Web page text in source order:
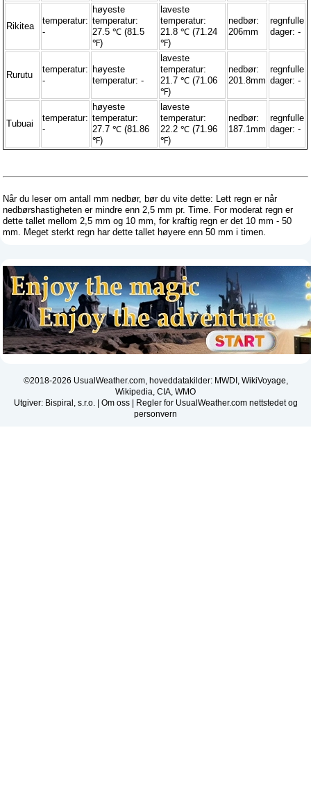
Rikitea
temperatur:
-
høyeste
temperatur:
27.5 ℃ (81.5
℉)
laveste
temperatur:
21.8 ℃ (71.24
℉)
nedbør:
206mm
regnfulle
dager: -
Rurutu
temperatur:
-
høyeste
temperatur: -
laveste
temperatur:
21.7 ℃ (71.06
℉)
nedbør:
201.8mm
regnfulle
dager: -
Tubuai
temperatur:
-
høyeste
temperatur:
27.7 ℃ (81.86
℉)
laveste
temperatur:
22.2 ℃ (71.96
℉)
nedbør:
187.1mm
regnfulle
dager: -
Når du leser om antall mm nedbør, bør du vite dette: Lett regn er når
nedbørshastigheten er mindre enn 2,5 mm pr. Time. For moderat regn er
dette tallet mellom 2,5 mm og 10 mm, for kraftig regn er det 10 mm - 50
mm. Meget sterkt regn har dette tallet høyere enn 50 mm i timen.
©2018-2026 UsualWeather.com, hoveddatakilder: MWDI, WikiVoyage,
Wikipedia, CIA, WMO
Utgiver: Bispiral, s.r.o. | Om oss| Regler for UsualWeather.com nettstedet og
personvern